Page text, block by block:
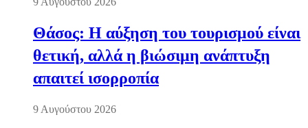
Θάσος: Η αύξηση του τουρισμού είναι
θετική, αλλά η βιώσιμη ανάπτυξη
απαιτεί ισορροπία
9 Αυγούστου 2026